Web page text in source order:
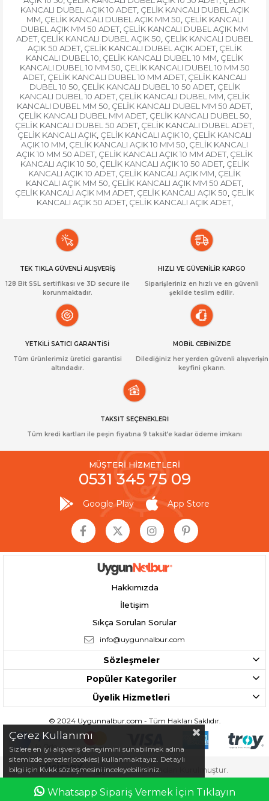
KANCALI DUBEL AÇIK 10 ADET, ÇELİK KANCALI DUBEL AÇIK
MM, ÇELİK KANCALI DUBEL AÇIK MM 50, ÇELİK KANCALI
DUBEL AÇIK MM 50 ADET, ÇELİK KANCALI DUBEL AÇIK MM
ADET, ÇELİK KANCALI DUBEL AÇIK 50, ÇELİK KANCALI DUBEL
AÇIK 50 ADET, ÇELİK KANCALI DUBEL AÇIK ADET, ÇELİK
KANCALI DUBEL 10, ÇELİK KANCALI DUBEL 10 MM, ÇELİK
KANCALI DUBEL 10 MM 50, ÇELİK KANCALI DUBEL 10 MM 50
ADET, ÇELİK KANCALI DUBEL 10 MM ADET, ÇELİK KANCALI
DUBEL 10 50, ÇELİK KANCALI DUBEL 10 50 ADET, ÇELİK
KANCALI DUBEL 10 ADET, ÇELİK KANCALI DUBEL MM, ÇELİK
KANCALI DUBEL MM 50, ÇELİK KANCALI DUBEL MM 50 ADET,
ÇELİK KANCALI DUBEL MM ADET, ÇELİK KANCALI DUBEL 50,
ÇELİK KANCALI DUBEL 50 ADET, ÇELİK KANCALI DUBEL ADET,
ÇELİK KANCALI AÇIK, ÇELİK KANCALI AÇIK 10, ÇELİK KANCALI
AÇIK 10 MM, ÇELİK KANCALI AÇIK 10 MM 50, ÇELİK KANCALI
AÇIK 10 MM 50 ADET, ÇELİK KANCALI AÇIK 10 MM ADET, ÇELİK
KANCALI AÇIK 10 50, ÇELİK KANCALI AÇIK 10 50 ADET, ÇELİK
KANCALI AÇIK 10 ADET, ÇELİK KANCALI AÇIK MM, ÇELİK
KANCALI AÇIK MM 50, ÇELİK KANCALI AÇIK MM 50 ADET,
ÇELİK KANCALI AÇIK MM ADET, ÇELİK KANCALI AÇIK 50, ÇELİK
KANCALI AÇIK 50 ADET, ÇELİK KANCALI AÇIK ADET,
TEK TIKLA GÜVENLİ ALIŞVERİŞ
128 Bit SSL sertifikası ve 3D secure ile
korunmaktadır.
HIZLI VE GÜVENİLİR KARGO
Siparişleriniz en hızlı ve en güvenli
şekilde teslim edilir.
YETKİLİ SATICI GARANTİSİ
Tüm ürünlerimiz üretici garantisi
altındadır.
MOBİL CEBİNİZDE
Dilediğiniz her yerden güvenli alışverişin
keyfini çıkarın.
TAKSİT SEÇENEKLERİ
Tüm kredi kartları ile peşin fiyatına 9 taksit’e kadar ödeme imkanı
MÜŞTERİ HİZMETLERİ
0531 345 75 09
Google Play App Store
Hakkımızda
İletişim
Sıkça Sorulan Sorular
info@uygunnalbur.com
Sözleşmeler
Popüler Kategoriler
Üyelik Hizmetleri
© 2024 Uygunnalbur.com - Tüm Hakları Saklıdır.
Whatsapp Sipariş Vermek İçin Tıklayın
Tarafından Kurulmuştur.
Çerez Kullanımı
Sizlere en iyi alışveriş deneyimini sunabilmek adına
sitemizde çerezler(cookies) kullanmaktayız. Detaylı
bilgi için Kvkk sözleşmesini inceleyebilirsiniz.